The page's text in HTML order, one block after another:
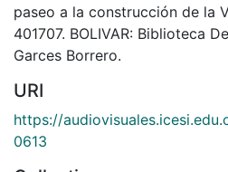
paseo a la construcción de la
401707. BOLIVAR: Biblioteca
Garces Borrero.
URI
https://
0613